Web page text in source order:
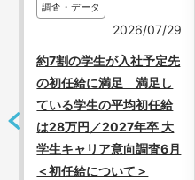
調査・データ
2026/07/29
約7割の学生が入社予定先
の初任給に満足 満足し
ている学生の平均初任給
は28万円／2027年卒 大
学生キャリア意向調査6月
＜初任給について＞